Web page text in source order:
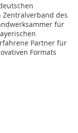
des
für
Partner für
Formats